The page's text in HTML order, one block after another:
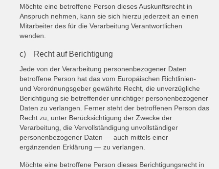
Möchte eine betroffene Person dieses Auskunftsrecht in
Anspruch nehmen, kann sie sich hierzu jederzeit an einen
Mitarbeiter des für die Verarbeitung Verantwortlichen
wenden.
c) Recht auf Berichtigung
Jede von der Verarbeitung personenbezogener Daten
betroffene Person hat das vom Europäischen Richtlinien-
und Verordnungsgeber gewährte Recht, die unverzügliche
Berichtigung sie betreffender unrichtiger personenbezogener
Daten zu verlangen. Ferner steht der betroffenen Person das
Recht zu, unter Berücksichtigung der Zwecke der
Verarbeitung, die Vervollständigung unvollständiger
personenbezogener Daten — auch mittels einer
ergänzenden Erklärung — zu verlangen.
Möchte eine betroffene Person dieses Berichtigungsrecht in